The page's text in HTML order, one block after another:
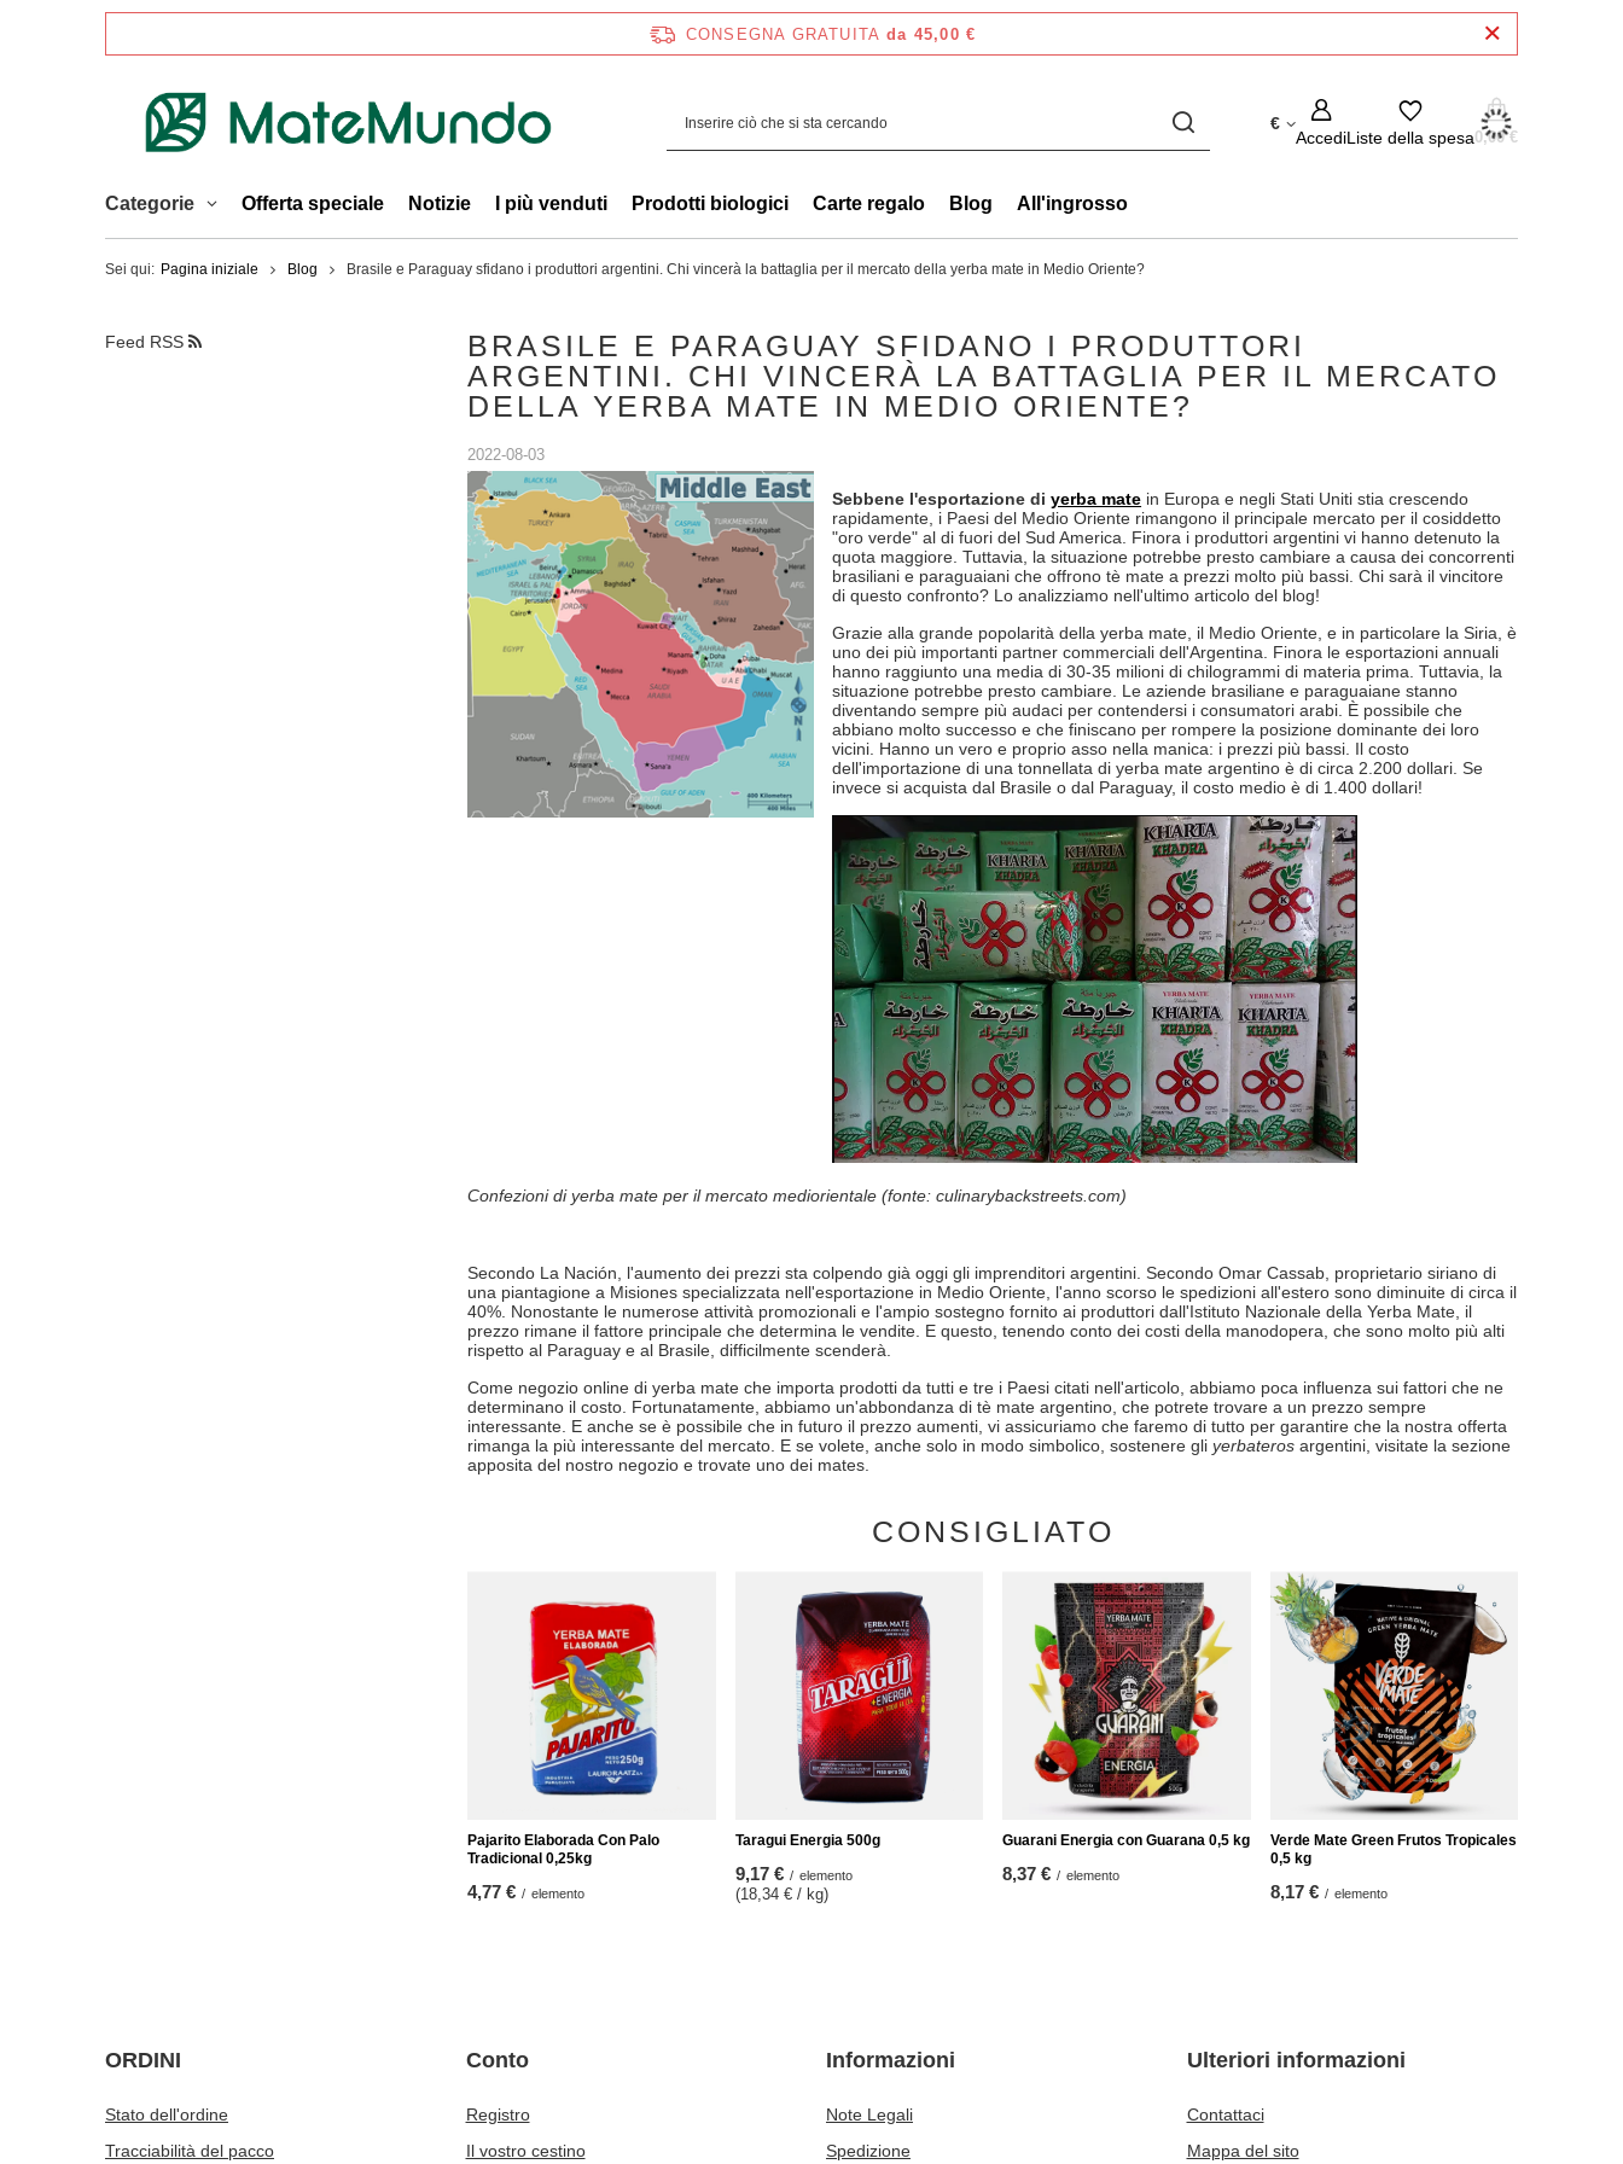
CONSEGNA GRATUITA da 45,00 €
€
AccediListe della spesa0,00 €
Categorie Offerta speciale Notizie I più venduti Prodotti biologici Carte regalo Blog All'ingrosso
Sei qui: Pagina iniziale Blog Brasile e Paraguay sfidano i produttori argentini. Chi vincerà la battaglia per il mercato della yerba mate in Medio Oriente?
Feed RSS
BRASILE E PARAGUAY SFIDANO I PRODUTTORI
ARGENTINI. CHI VINCERÀ LA BATTAGLIA PER IL MERCATO
DELLA YERBA MATE IN MEDIO ORIENTE?
2022-08-03
Sebbene l'esportazione diyerba mate in Europa e negli Stati Uniti stia crescendo
rapidamente, i Paesi del Medio Oriente rimangono il principale mercato per il cosiddetto
"oro verde" al di fuori del Sud America. Finora i produttori argentini vi hanno detenuto la
quota maggiore. Tuttavia, la situazione potrebbe presto cambiare a causa dei concorrenti
brasiliani e paraguaiani che offrono tè mate a prezzi molto più bassi. Chi sarà il vincitore
di questo confronto? Lo analizziamo nell'ultimo articolo del blog!
Grazie alla grande popolarità della yerba mate, il Medio Oriente, e in particolare la Siria, è
uno dei più importanti partner commerciali dell'Argentina. Finora le esportazioni annuali
hanno raggiunto una media di 30-35 milioni di chilogrammi di materia prima. Tuttavia, la
situazione potrebbe presto cambiare. Le aziende brasiliane e paraguaiane stanno
diventando sempre più audaci per contendersi i consumatori arabi. È possibile che
abbiano molto successo e che finiscano per rompere la posizione dominante dei loro
vicini. Hanno un vero e proprio asso nella manica: i prezzi più bassi. Il costo
dell'importazione di una tonnellata di yerba mate argentino è di circa 2.200 dollari. Se
invece si acquista dal Brasile o dal Paraguay, il costo medio è di 1.400 dollari!
Confezioni di yerba mate per il mercato mediorientale (fonte: culinarybackstreets.com)
Secondo La Nación, l'aumento dei prezzi sta colpendo già oggi gli imprenditori argentini. Secondo Omar Cassab, proprietario siriano di
una piantagione a Misiones specializzata nell'esportazione in Medio Oriente, l'anno scorso le spedizioni all'estero sono diminuite di circa il
40%. Nonostante le numerose attività promozionali e l'ampio sostegno fornito ai produttori dall'Istituto Nazionale della Yerba Mate, il
prezzo rimane il fattore principale che determina le vendite. E questo, tenendo conto dei costi della manodopera, che sono molto più alti
rispetto al Paraguay e al Brasile, difficilmente scenderà.
Come negozio online di yerba mate che importa prodotti da tutti e tre i Paesi citati nell'articolo, abbiamo poca influenza sui fattori che ne
determinano il costo. Fortunatamente, abbiamo un'abbondanza di tè mate argentino, che potrete trovare a un prezzo sempre
interessante. E anche se è possibile che in futuro il prezzo aumenti, vi assicuriamo che faremo di tutto per garantire che la nostra offerta
rimanga la più interessante del mercato. E se volete, anche solo in modo simbolico, sostenere gli yerbateros argentini, visitate la sezione
apposita del nostro negozio e trovate uno dei mates.
CONSIGLIATO
Pajarito Elaborada Con Palo
Tradicional 0,25kg
4,77 € / elemento
Taragui Energia 500g
9,17 € / elemento
(18,34 € / kg)
Guarani Energia con Guarana 0,5 kg
8,37 € / elemento
Verde Mate Green Frutos Tropicales
0,5 kg
8,17 € / elemento
ORDINI
Stato dell'ordine
Tracciabilità del pacco
Conto
Registro
Il vostro cestino
Informazioni
Note Legali
Spedizione
Ulteriori informazioni
Contattaci
Mappa del sito